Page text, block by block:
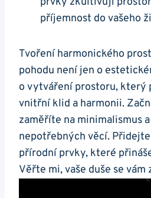
příjemnost do vašeho
Tvoření harmonického
pohodu není jen o
o vytváření prostoru, který
vnitřní klid a harmonii.
zaměříte na minimalismus
nepotřebných věcí.
přírodní prvky, které
Věřte mi, vaše duše se vám